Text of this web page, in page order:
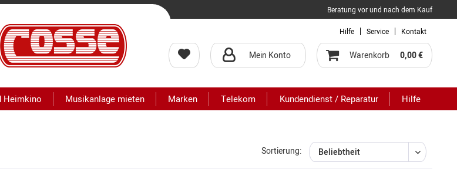
Beratung vor und nach dem Kauf
Mein Konto Warenkorb 0,00 €
Hilfe Service Kontakt
Heimkino Musikanlage mieten Marken Telekom Kundendienst / Reparatur Hilfe
Sortierung: